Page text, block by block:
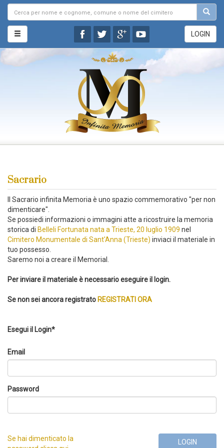
LOGIN
Sacrario
Il Sacrario infinita Memoria è uno spazio commemorativo "per non
dimenticare".
Se possiedi informazioni o immagini atte a ricostruire la memoria
storica di Belleli Fortunata nata a Trieste, 20 luglio 1909 nel
Cimitero Monumentale di Sant'Anna (Trieste) inviaci il materiale in
tuo possesso.
Saremo noi a creare il Memorial.
Per inviare il materiale è necessario eseguire il login.
Se non sei ancora registrato REGISTRATI ORA
Esegui il Login*
Email
Password
Se hai dimenticato la
LOGIN